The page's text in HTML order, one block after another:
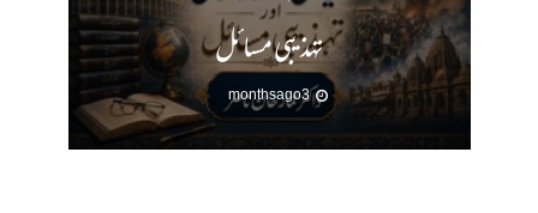
تہذیبی مسائل
3 months ago